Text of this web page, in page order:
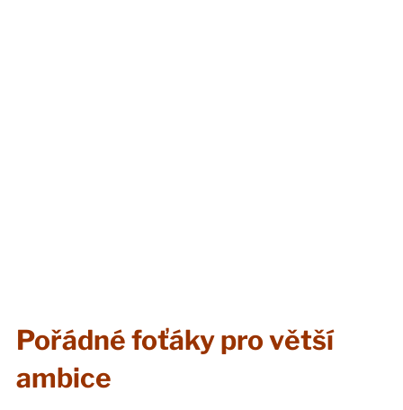
Pořádné foťáky pro větší
ambice